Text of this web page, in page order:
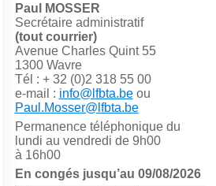
Paul MOSSER
Secrétaire administratif
(tout courrier)
Avenue Charles Quint 55
1300 Wavre
Tél : + 32 (0)2 318 55 00
e-mail : info@lfbta.beou
Paul.Mosser@lfbta.be
Permanence téléphonique du
lundi au vendredi de 9h00
à 16h00
En congés jusqu’au 09/08/2026